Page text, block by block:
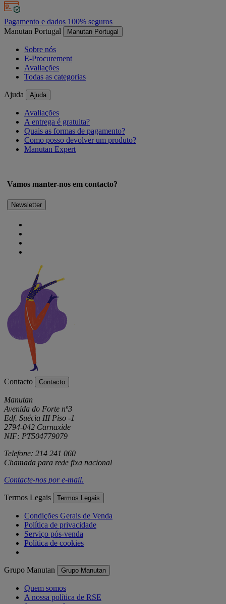
Pagamento e dados 100% seguros
Manutan Portugal
Manutan Portugal
Sobre nós
E-Procurement
Avaliações
Todas as categorias
Ajuda Ajuda
Avaliações
A entrega é gratuita?
Quais as formas de pagamento?
Como posso devolver um produto?
Manutan Expert
Vamos manter-nos em contacto?
Newsletter
Contacto Contacto
Manutan
Avenida do Forte nº3
Edf. Suécia III Piso -1
2794-042 Carnaxide
NIF: PT504779079
Telefone: 214 241 060
Chamada para rede fixa nacional
Contacte-nos pore-mail.
Termos Legais Termos Legais
Condições Gerais de Venda
Política de privacidade
Serviço pós-venda
Política de cookies
Grupo Manutan Grupo Manutan
Quem somos
A nossa política de RSE